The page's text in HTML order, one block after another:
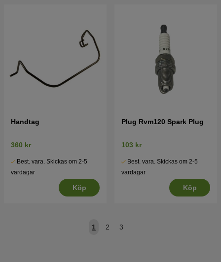
Handtag
360 kr
Best. vara. Skickas om 2-5
vardagar
Köp
Plug Rvm120 Spark Plug
103 kr
Best. vara. Skickas om 2-5
vardagar
Köp
1 2 3